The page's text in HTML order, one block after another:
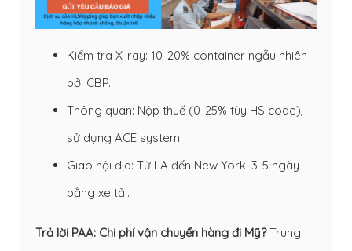
Kiểm tra X-ray: 10-20% container ngẫu nhiên
bởi CBP.
Thông quan: Nộp thuế (0-25% tùy HS code),
sử dụng ACE system.
Giao nội địa: Từ LA đến New York: 3-5 ngày
bằng xe tải.
Trả lời PAA: Chi phí vận chuyển hàng đi Mỹ?Trung